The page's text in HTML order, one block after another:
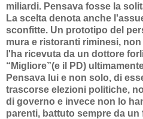
miliardi. Pensava fosse la
La scelta denota anche
sconfitte. Un prototipo del
mura e ristoranti riminesi,
l'ha ricevuta da un dottore
“Migliore”(e il PD)
Pensava lui e non solo, di
trascorse elezioni politiche,
di governo e invece non lo
parenti, battuto sempre da un